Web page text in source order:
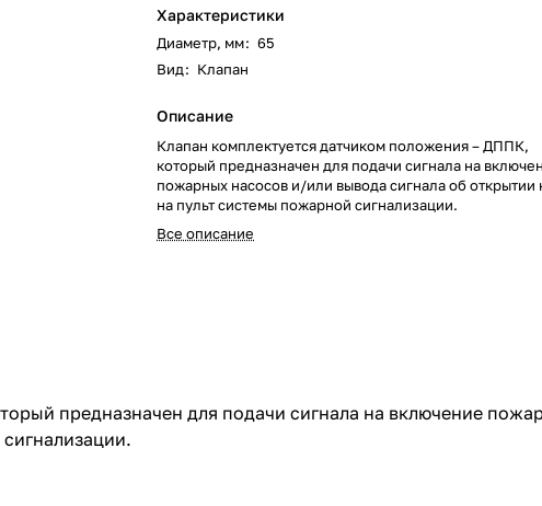
Характеристики
Диаметр, мм: 65
Вид: Клапан
Описание
Клапан комплектуется датчиком положения – ДППК,
который предназначен для подачи сигнала на
пожарных насосов и/или вывода сигнала об открытии
на пульт системы пожарной сигнализации.
Все описание
предназначен для подачи сигнала на включение